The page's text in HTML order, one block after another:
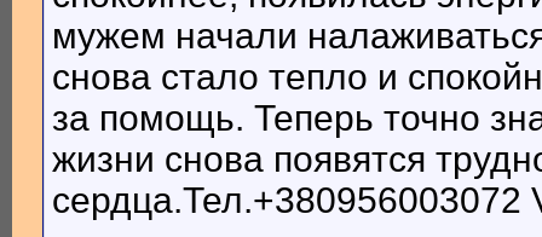
мужем начали
снова стало тепло и
за помощь. Теперь точно
жизни снова появятся
сердца.Тел.+380956003072